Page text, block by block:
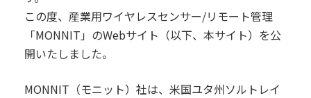
この度、産業用ワイヤレスセンサー/リモート管理
「MONNIT」のWebサイト（以下、本サイト）を公
開いたしました。
MONNIT（モニット）社は、米国ユタ州ソルトレイ